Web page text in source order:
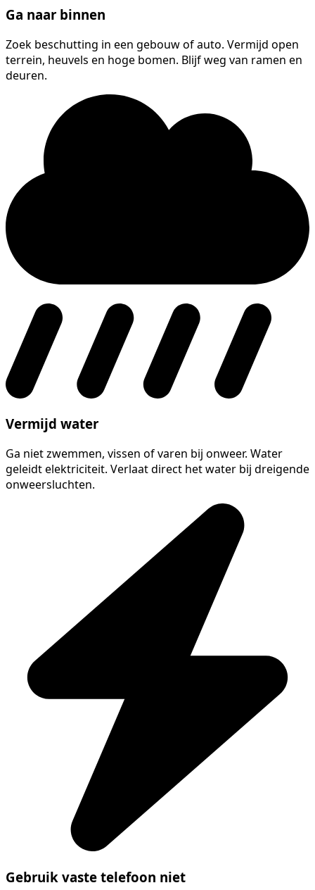
Ga naar binnen
Zoek beschutting in een gebouw of auto. Vermijd open
terrein, heuvels en hoge bomen. Blijf weg van ramen en
deuren.
Vermijd water
Ga niet zwemmen, vissen of varen bij onweer. Water
geleidt elektriciteit. Verlaat direct het water bij dreigende
onweersluchten.
Gebruik vaste telefoon niet